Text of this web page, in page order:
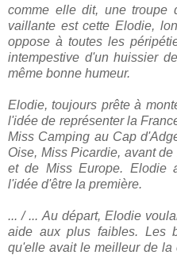
comme elle dit, une troupe
vaillante est cette Elodie,
oppose à toutes les
intempestive d'un huissier
même bonne humeur.
Elodie, toujours prête à
l'idée de représenter la
Miss Camping au Cap
Oise, Miss Picardie, avant
et de Miss Europe. Elodie
l'idée d'être la première.
... / ... Au départ, Elodie
aide aux plus faibles. Les
qu'elle avait le meilleur de